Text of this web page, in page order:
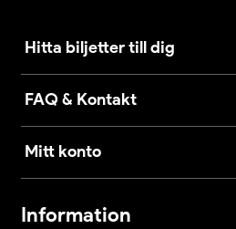
Hitta biljetter till dig
FAQ & Kontakt
Mitt konto
Information